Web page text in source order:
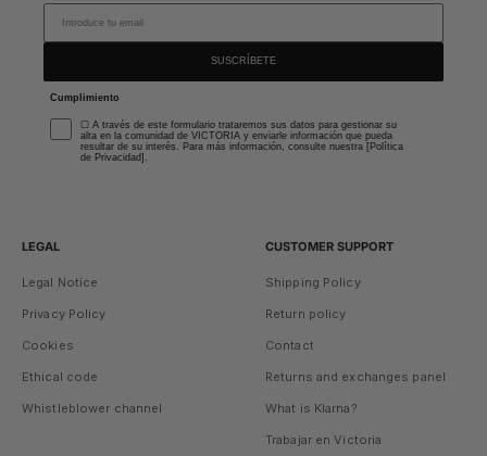
SUSCRÍBETE
Cumplimiento
☐ A través de este formulario trataremos sus datos para gestionar su
alta en la comunidad de VICTORIA y enviarle información que pueda
resultar de su interés. Para más información, consulte nuestra [Política
de Privacidad].
LEGAL
Legal Notice
Privacy Policy
Cookies
Ethical code
Whistleblower channel
CUSTOMER SUPPORT
Shipping Policy
Return policy
Contact
Returns and exchanges panel
What is Klarna?
Trabajar en Victoria